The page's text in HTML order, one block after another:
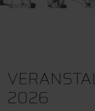
2026